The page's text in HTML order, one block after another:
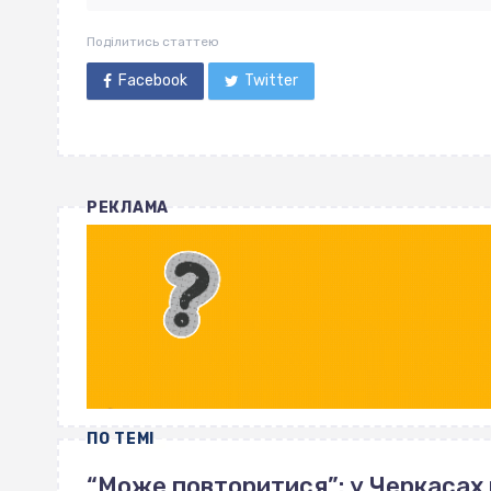
Поділитись статтею
Facebook Twitter
РЕКЛАМА
ПО ТЕМІ